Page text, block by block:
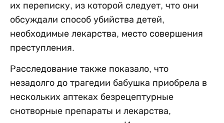
их переписку, из которой следует, что они
обсуждали способ убийства детей,
необходимые лекарства, место совершения
преступления.
Расследование также показало, что
незадолго до трагедии бабушка приобрела в
нескольких аптеках безрецептурные
снотворные препараты и лекарства,